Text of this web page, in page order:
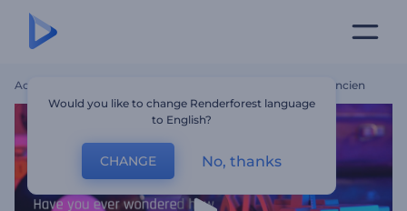
Accueil Typographie Du Projecteur De Cinéma Ancien
Would you like to change Renderforest language
to English?
CHANGE No, thanks